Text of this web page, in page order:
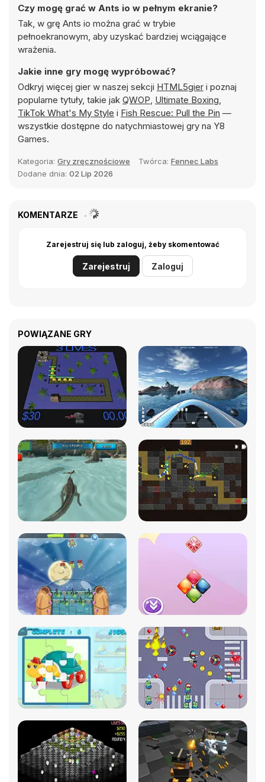
Czy mogę grać w Ants io w pełnym ekranie?
Tak, w grę Ants io można grać w trybie
pełnoekranowym, aby uzyskać bardziej wciągające
wrażenia.
Jakie inne gry mogę wypróbować?
Odkryj więcej gier w naszej sekcji HTML5gier i poznaj
popularne tytuły, takie jak QWOP, Ultimate Boxing,
TikTok What's My Style i Fish Rescue: Pull the Pin —
wszystkie dostępne do natychmiastowej gry na Y8
Games.
Kategoria: Gry zręcznościowe Twórca: Fennec Labs
Dodane dnia: 02 Lip 2026
KOMENTARZE
Zarejestruj się lub zaloguj, żeby skomentować
Zarejestruj Zaloguj
POWIĄZANE GRY